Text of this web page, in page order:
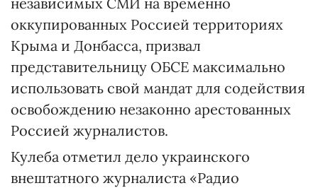
оккупированных Россией территориях
Крыма и Донбасса, призвал
представительницу ОБСЕ максимально
использовать свой мандат для содействия
освобождению незаконно арестованных
Россией журналистов.
Кулеба отметил дело украинского
внештатного журналиста «Радио